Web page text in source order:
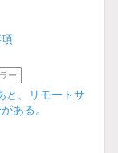
ー
と、リモートサ
ある。